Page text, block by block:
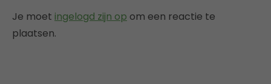
Je moet ingelogd zijn op om een reactie te
plaatsen.